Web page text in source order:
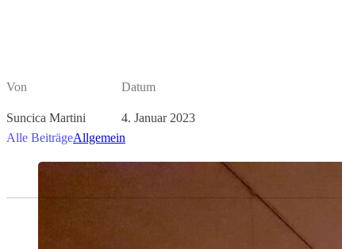
Von
Suncica Martini
Datum
4. Januar 2023
Alle BeiträgeAllgemein